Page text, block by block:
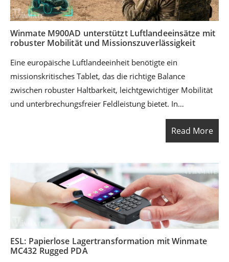
demonstrieren, das mechanisches Design, Elektronik,
Steuerung, Software und reale Nutzbarkeit kombinierte.
Winmate M900AD unterstützt Luftlandeeinsätze mit
robuster Mobilität und Missionszuverlässigkeit
Eine europäische Luftlandeeinheit benötigte ein
missionskritisches Tablet, das die richtige Balance
zwischen robuster Haltbarkeit, leichtgewichtiger Mobilität
und unterbrechungsfreier Feldleistung bietet. In
Luftlandeszenarien müssen Soldaten in rauen
Umgebungen operieren, in denen die Ausrüstung
Landungsstößen, Wetterextremen, Staub, Regen und
Gerät tragbar genug bleiben, um die Nutzlast zu reduzieren
und schnelllebige Operationen zu unterstützen. Um diese
Anforderungen zu erfüllen, entschied sich der Kunde für
das Winmate M900AD Rugged Tactical Tablet als
mobilitätsorientierte Verteidigungslösung.
Read More
ESL: Papierlose Lagertransformation mit Winmate
MC432 Rugged PDA